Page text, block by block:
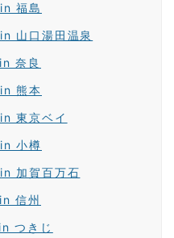
福島
山口湯田温泉
奈良
熊本
東京ベイ
小樽
加賀百万石
信州
つきじ